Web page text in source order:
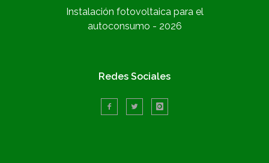
Instalación fotovoltaica para el
autoconsumo - 2026
Redes Sociales